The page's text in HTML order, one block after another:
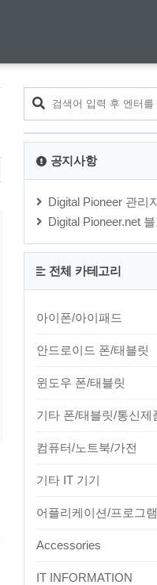
공지사항
Digital Pioneer 관리자
Digital Pioneer.net
전체 카테고리
아이폰/아이패드
안드로이드 폰/태블릿
윈도우 폰/태블릿
기타 폰/태블릿/통신제
컴퓨터/노트북/가전
기타 IT 기기
어플리케이션/프로그램
Accessories
IT INFORMATION